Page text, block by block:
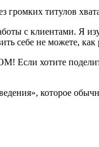
титулов
с клиентами. Я
себе не можете, как
которое